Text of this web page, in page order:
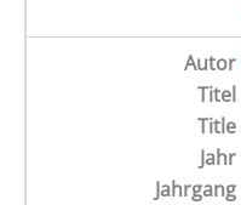
Autor
Titel
Title
Jahr
Jahrgang